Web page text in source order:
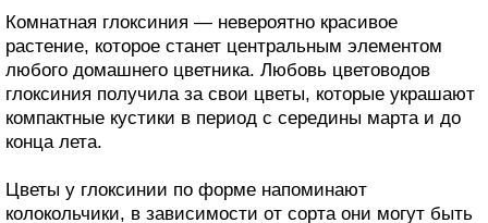
Комнатная глоксиния — невероятно красивое
растение, которое станет центральным элементом
любого домашнего цветника. Любовь цветоводов
глоксиния получила за свои цветы, которые украшают
компактные кустики в период с середины марта и до
конца лета.
Цветы у глоксинии по форме напоминают
колокольчики, в зависимости от сорта они могут быть